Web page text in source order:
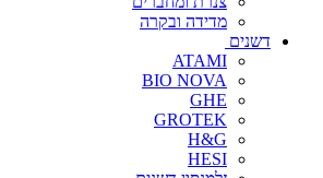
מדידה ובקרה
דשנים
ATAMI
BIO NOVA
GHE
GROTEK
H&G
HESI